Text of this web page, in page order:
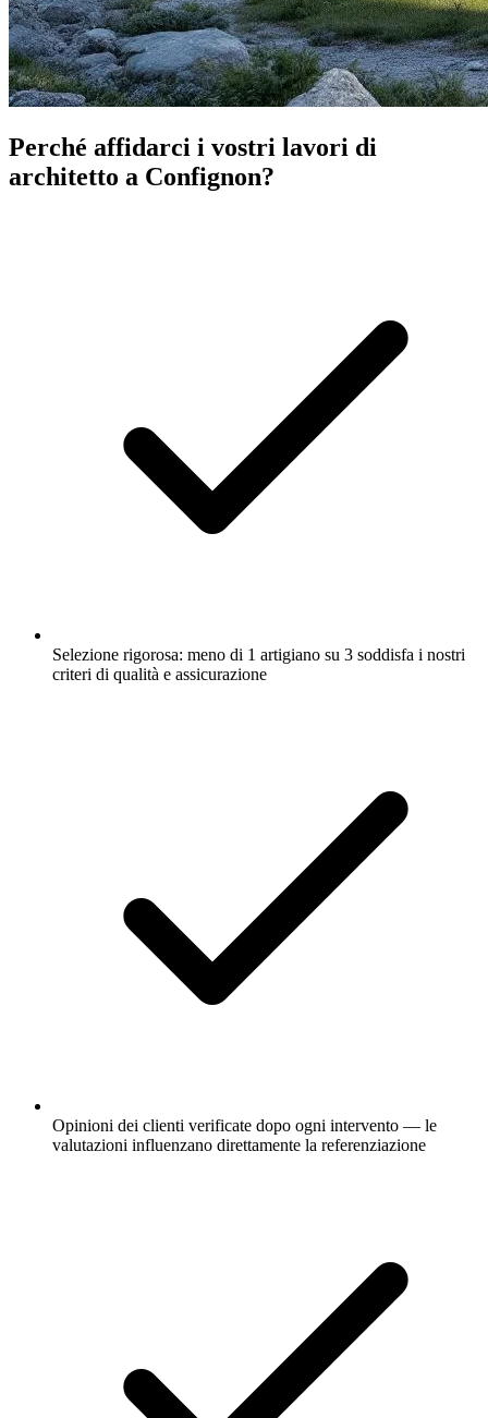
Perché affidarci i vostri lavori di
architetto a Confignon?
Selezione rigorosa: meno di 1 artigiano su 3 soddisfa i nostri
criteri di qualità e assicurazione
Opinioni dei clienti verificate dopo ogni intervento — le
valutazioni influenzano direttamente la referenziazione